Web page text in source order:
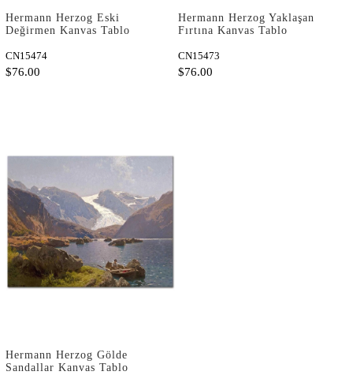
Hermann Herzog Eski
Değirmen Kanvas Tablo
CN15474
$76.00
Hermann Herzog Yaklaşan
Fırtına Kanvas Tablo
CN15473
$76.00
Hermann Herzog Gölde
Sandallar Kanvas Tablo